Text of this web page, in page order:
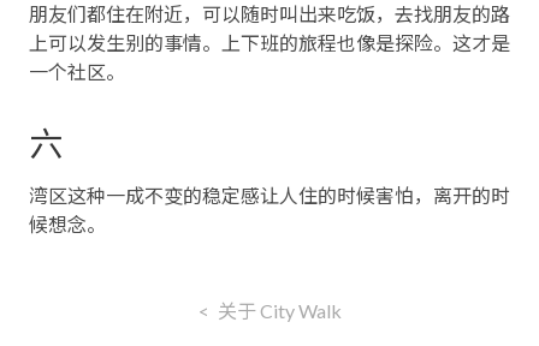
朋友们都住在附近，可以随时叫出来吃饭，去找朋友的路
上可以发生别的事情。上下班的旅程也像是探险。这才是
一个社区。
六
湾区这种一成不变的稳定感让人住的时候害怕，离开的时
候想念。
关于 City Walk